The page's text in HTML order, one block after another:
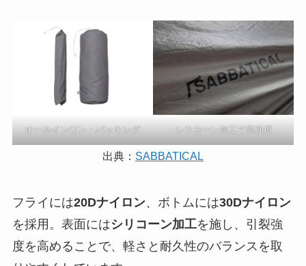
オールインワン・パッキング シリコーン加工で高強度
出典： SABBATICAL
フライには20Dナイロン、ボトムには30Dナイロン
を採用。表面にはシリコーン加工を施し、引裂強
度を高めることで、軽さと耐久性のバランスを取